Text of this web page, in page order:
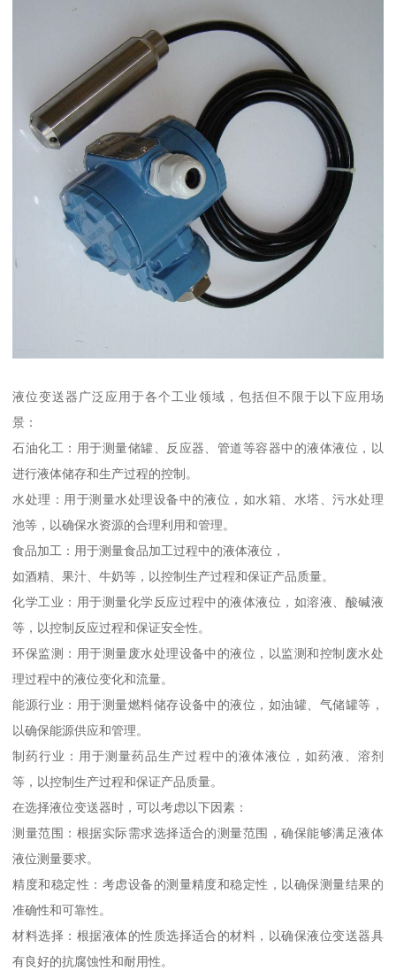
液位变送器广泛应用于各个工业领域，包括但不限于以下应用场
景：
石油化工：用于测量储罐、反应器、管道等容器中的液体液位，以
进行液体储存和生产过程的控制。
水处理：用于测量水处理设备中的液位，如水箱、水塔、污水处理
池等，以确保水资源的合理利用和管理。
食品加工：用于测量食品加工过程中的液体液位，
如酒精、果汁、牛奶等，以控制生产过程和保证产品质量。
化学工业：用于测量化学反应过程中的液体液位，如溶液、酸碱液
等，以控制反应过程和保证安全性。
环保监测：用于测量废水处理设备中的液位，以监测和控制废水处
理过程中的液位变化和流量。
能源行业：用于测量燃料储存设备中的液位，如油罐、气储罐等，
以确保能源供应和管理。
制药行业：用于测量药品生产过程中的液体液位，如药液、溶剂
等，以控制生产过程和保证产品质量。
在选择液位变送器时，可以考虑以下因素：
测量范围：根据实际需求选择适合的测量范围，确保能够满足液体
液位测量要求。
精度和稳定性：考虑设备的测量精度和稳定性，以确保测量结果的
准确性和可靠性。
材料选择：根据液体的性质选择适合的材料，以确保液位变送器具
有良好的抗腐蚀性和耐用性。